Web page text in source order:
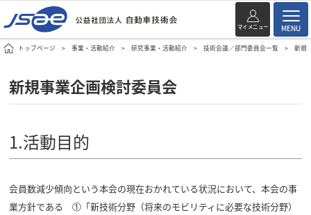
マイメニュー MENU
トップページ 事業・活動紹介 研究事業・活動紹介 技術会議／部門委員会一覧 新規
新規事業企画検討委員会
1.活動目的
会員数減少傾向という本会の現在おかれている状況において、本会の事
業方針である ①「新技術分野（将来のモビリティに必要な技術分野）